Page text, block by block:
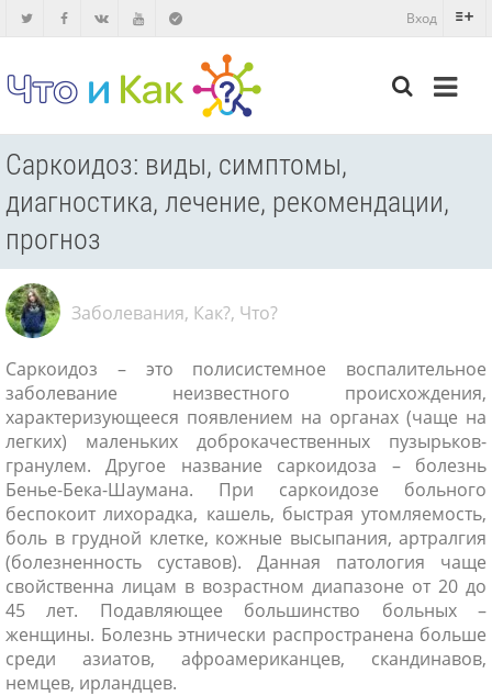
Вход
Саркоидоз: виды, симптомы,
диагностика, лечение, рекомендации,
прогноз
Заболевания, Как?, Что?
Саркоидоз – это полисистемное воспалительное
заболевание неизвестного происхождения,
характеризующееся появлением на органах (чаще на
легких) маленьких доброкачественных пузырьков-
гранулем. Другое название саркоидоза – болезнь
Бенье-Бека-Шаумана. При саркоидозе больного
беспокоит лихорадка, кашель, быстрая утомляемость,
боль в грудной клетке, кожные высыпания, артралгия
(болезненность суставов). Данная патология чаще
свойственна лицам в возрастном диапазоне от 20 до
45 лет. Подавляющее большинство больных –
женщины. Болезнь этнически распространена больше
среди азиатов, афроамериканцев, скандинавов,
немцев, ирландцев.